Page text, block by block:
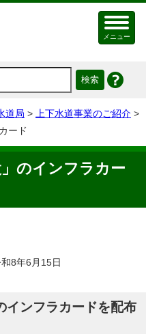
メニュー
道局 > 上下水道事業のご紹介 >
ード
」のインフラカー
8年6月15日
インフラカードを配布